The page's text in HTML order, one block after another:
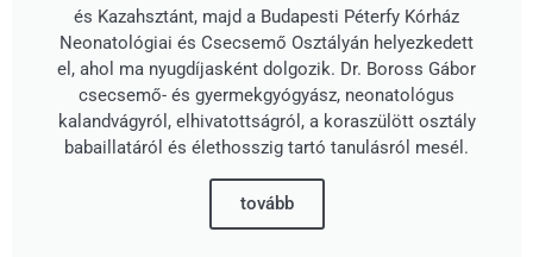
és Kazahsztánt, majd a Budapesti Péterfy Kórház
Neonatológiai és Csecsemő Osztályán helyezkedett
el, ahol ma nyugdíjasként dolgozik. Dr. Boross Gábor
csecsemő- és gyermekgyógyász, neonatológus
kalandvágyról, elhivatottságról, a koraszülött osztály
babaillatáról és élethosszig tartó tanulásról mesél.
tovább